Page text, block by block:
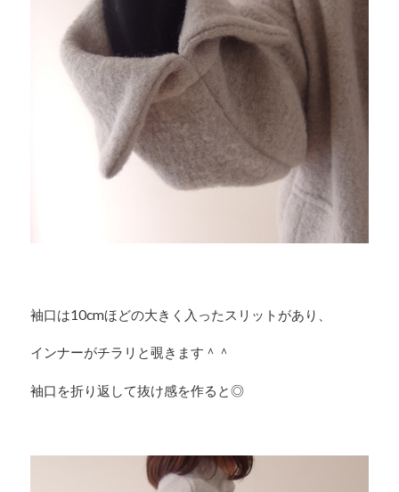
袖口は10cmほどの大きく入ったスリットがあり、
インナーがチラリと覗きます＾＾
袖口を折り返して抜け感を作ると◎